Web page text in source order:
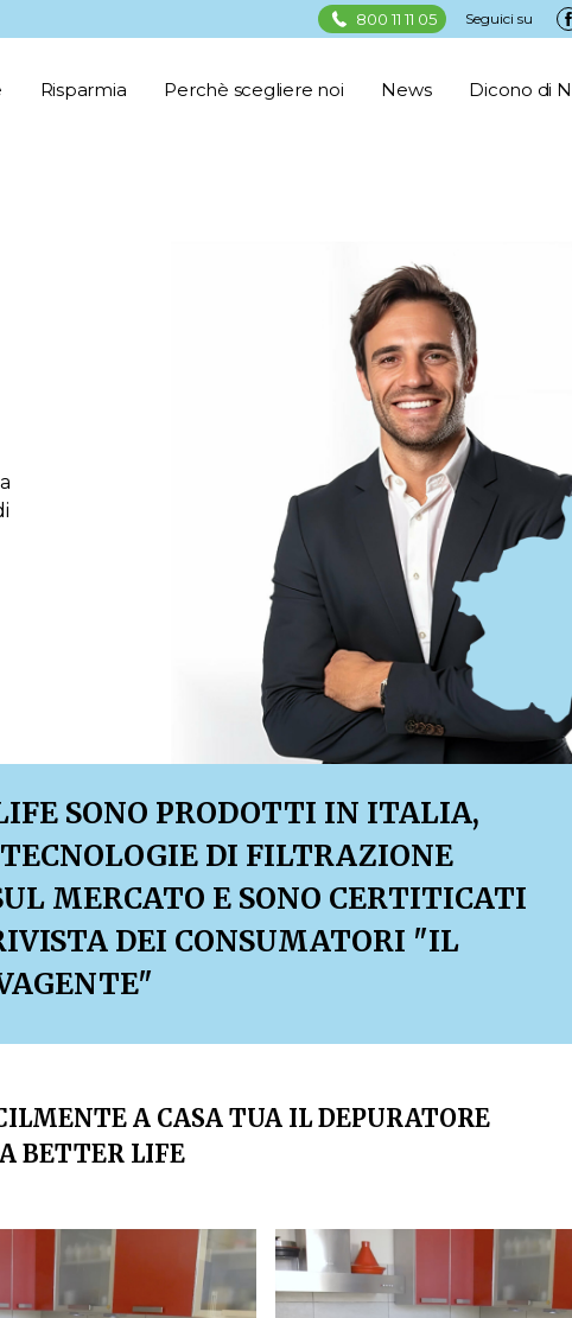
800 11 11 05 Seguici su
Risparmia Perchè scegliere noi News Dicono di
SONO PRODOTTI IN ITALIA,
DI FILTRAZIONE
MERCATO E SONO CERTITICATI
DEI CONSUMATORI "IL
A CASA TUA IL DEPURATORE
BETTER LIFE